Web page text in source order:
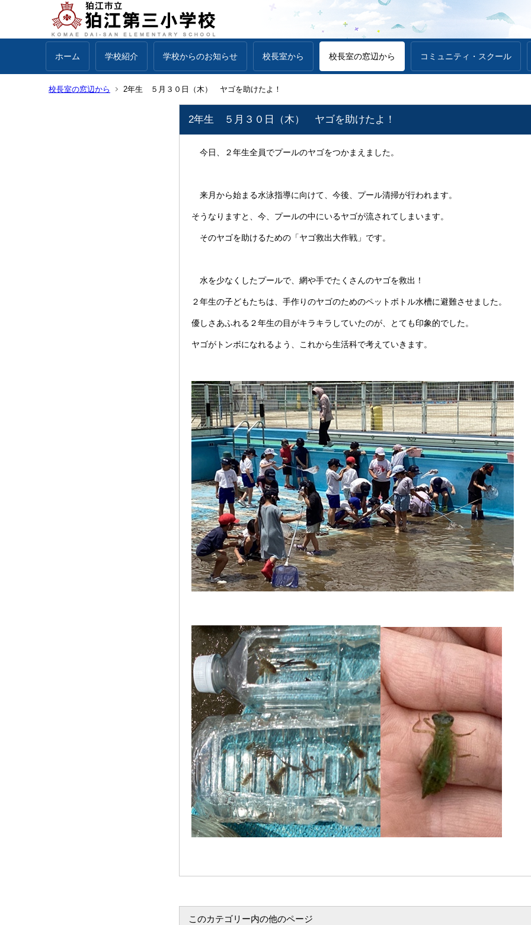
ホーム 学校紹介 学校からのお知らせ 校長室から 校長室の窓辺から コミュニティ・スクール
校長室の窓辺から 2年生 ５月３０日（木） ヤゴを助けたよ！
2年生 ５月３０日（木） ヤゴを助けたよ！
今日、２年生全員でプールのヤゴをつかまえました。
来月から始まる水泳指導に向けて、今後、プール清掃が行われます。
そうなりますと、今、プールの中にいるヤゴが流されてしまいます。
そのヤゴを助けるための「ヤゴ救出大作戦」です。
水を少なくしたプールで、網や手でたくさんのヤゴを救出！
２年生の子どもたちは、手作りのヤゴのためのペットボトル水槽に避難させました。
優しさあふれる２年生の目がキラキラしていたのが、とても印象的でした。
ヤゴがトンボになれるよう、これから生活科で考えていきます。
このカテゴリー内の他のページ